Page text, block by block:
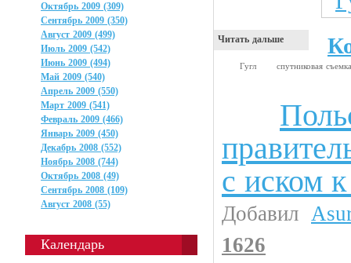
Октябрь 2009 (309)
Сентябрь 2009 (350)
Август 2009 (499)
Июль 2009 (542)
Июнь 2009 (494)
Май 2009 (540)
Апрель 2009 (550)
Март 2009 (541)
Февраль 2009 (466)
Январь 2009 (450)
Декабрь 2008 (552)
Ноябрь 2008 (744)
Октябрь 2008 (49)
Сентябрь 2008 (109)
Август 2008 (55)
Календарь
Читать дальше
Гугл спутниковая
с иском
Добавил
1626